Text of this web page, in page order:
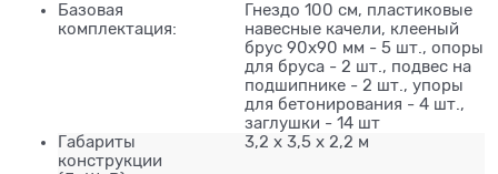
Базовая
комплектация:
Гнездо 100 см, пластиковые
навесные качели, клееный
брус 90х90 мм - 5 шт., опоры
для бруса - 2 шт., подвес на
подшипнике - 2 шт., упоры
для бетонирования - 4 шт.,
заглушки - 14 шт
Габариты
конструкции
3,2 х 3,5 х 2,2 м